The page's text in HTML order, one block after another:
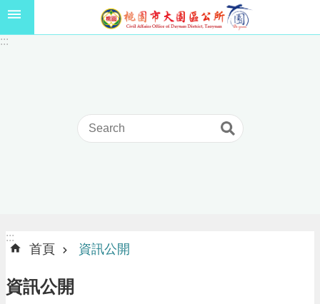
跳到主要內容區塊
1
獎
學
線
:::
:::
:::
首頁 資訊公開
資訊公開